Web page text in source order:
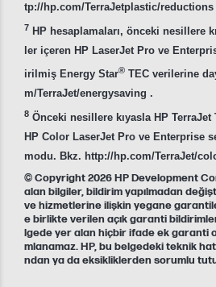
tp://hp.com/TerraJetplastic/reductions
7 HP hesaplamaları, önceki nesillere
ler içeren HP LaserJet Pro ve
irilmiş Energy Star® TEC verilerine
m/TerraJet/energysaving .
8 Önceki nesillere kıyasla HP
HP Color LaserJet Pro ve Enterprise
modu. Bkz. http://hp.com/TerraJet/
© Copyright 2026 HP Development
alan bilgiler, bildirim yapılmadan
ve hizmetlerine ilişkin yegane
e birlikte verilen açık garanti
lgede yer alan hiçbir ifade ek garanti
mlanamaz. HP, bu belgedeki teknik
ndan ya da eksikliklerden sorumlu